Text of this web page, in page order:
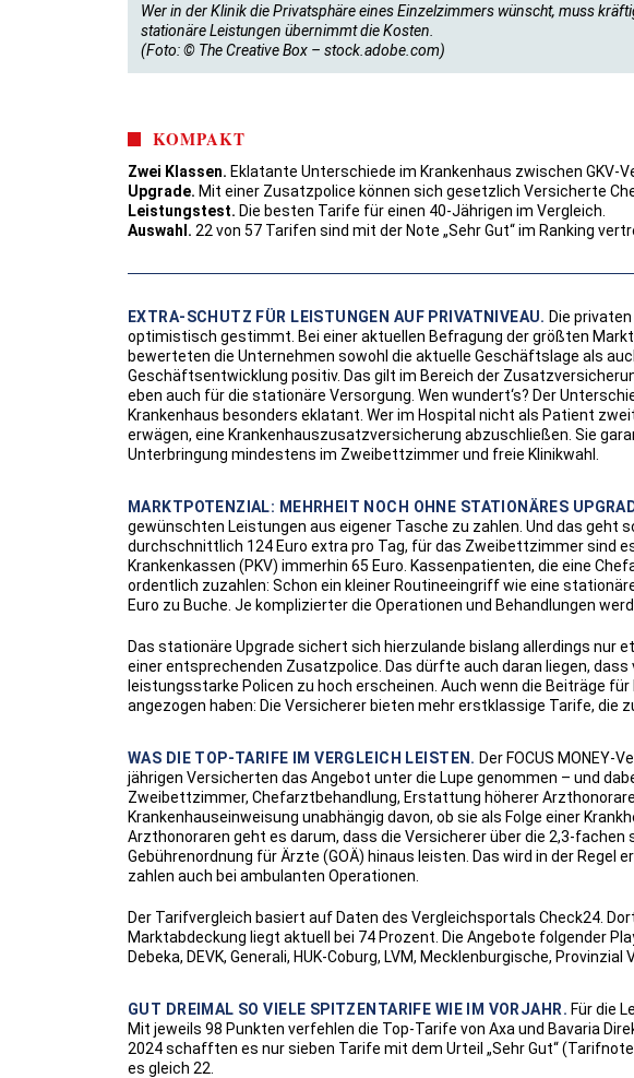
Wer in der Klinik die Privatsphäre eines Einzelzimmers wünscht, muss
stationäre Leistungen übernimmt die Kosten.
(Foto: © The Creative Box – stock.adobe.com)
KOMPAKT
Zwei Klassen. Eklatante Unterschiede im Krankenhaus zwischen GKV-
Upgrade. Mit einer Zusatzpolice können sich gesetzlich Versicherte
Leistungstest. Die besten Tarife für einen 40-Jährigen im Vergleich.
Auswahl. 22 von 57 Tarifen sind mit der Note „Sehr Gut“ im Ranking
EXTRA-SCHUTZ FÜR LEISTUNGEN AUF PRIVATNIVEAU. Die
optimistisch gestimmt. Bei einer aktuellen Befragung der größten
bewerteten die Unternehmen sowohl die aktuelle Geschäftslage als
Geschäftsentwicklung positiv. Das gilt im Bereich der
eben auch für die stationäre Versorgung. Wen wundert‘s? Der
Krankenhaus besonders eklatant. Wer im Hospital nicht als Patient
erwägen, eine Krankenhauszusatzversicherung abzuschließen. Sie
Unterbringung mindestens im Zweibettzimmer und freie Klinikwahl.
MARKTPOTENZIAL: MEHRHEIT NOCH OHNE STATIONÄRES
gewünschten Leistungen aus eigener Tasche zu zahlen. Und das geht
durchschnittlich 124 Euro extra pro Tag, für das Zweibettzimmer sind
Krankenkassen (PKV) immerhin 65 Euro. Kassenpatienten, die eine
ordentlich zuzahlen: Schon ein kleiner Routineeingriff wie eine
Euro zu Buche. Je komplizierter die Operationen und Behandlungen
Das stationäre Upgrade sichert sich hierzulande bislang allerdings nur
einer entsprechenden Zusatzpolice. Das dürfte auch daran liegen,
leistungsstarke Policen zu hoch erscheinen. Auch wenn die Beiträge
angezogen haben: Die Versicherer bieten mehr erstklassige Tarife, die
WAS DIE TOP-TARIFE IM VERGLEICH LEISTEN. Der FOCUS
jährigen Versicherten das Angebot unter die Lupe genommen – und
Zweibettzimmer, Chefarztbehandlung, Erstattung höherer
Krankenhauseinweisung unabhängig davon, ob sie als Folge einer
Arzthonoraren geht es darum, dass die Versicherer über die 2,3-
Gebührenordnung für Ärzte (GOÄ) hinaus leisten. Das wird in der Regel
zahlen auch bei ambulanten Operationen.
Der Tarifvergleich basiert auf Daten des Vergleichsportals Check24.
Marktabdeckung liegt aktuell bei 74 Prozent. Die Angebote folgender
Debeka, DEVK, Generali, HUK-Coburg, LVM, Mecklenburgische, Provinzial
GUT DREIMAL SO VIELE SPITZENTARIFE WIE IM VORJAHR. Für die
Mit jeweils 98 Punkten verfehlen die Top-Tarife von Axa und Bavaria
2024 schafften es nur sieben Tarife mit dem Urteil „Sehr Gut“
es gleich 22.